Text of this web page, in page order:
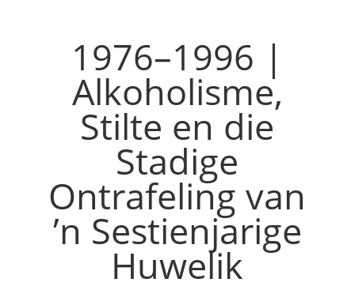
1976–1996 |
Alkoholisme,
Stilte en die
Stadige
Ontrafeling van
’n Sestienjarige
Huwelik